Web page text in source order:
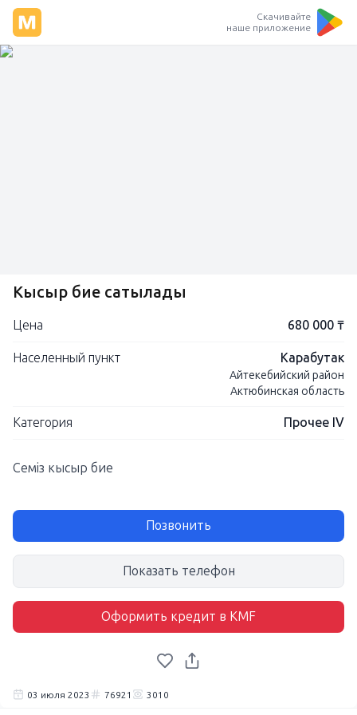
Скачивайте
наше приложение
Кысыр бие сатылады
Цена 680 000 ₸
Населенный пункт Карабутак
Айтекебийский район
Актюбинская область
Категория Прочее IV
Семіз кысыр бие
Позвонить
Показать телефон
Оформить кредит в KMF
03 июля 2023 76921 3010